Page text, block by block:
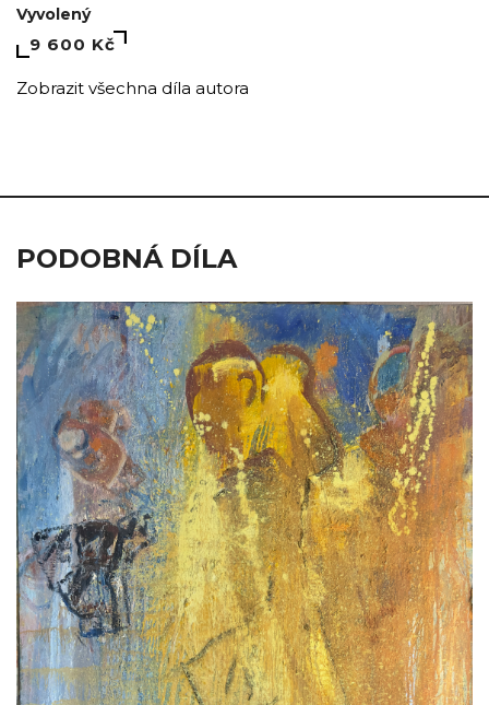
Vyvolený
9 600 Kč
Zobrazit všechna díla autora
PODOBNÁ DÍLA